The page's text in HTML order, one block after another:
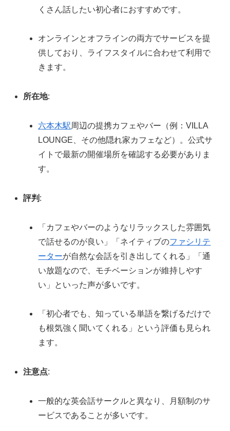
くさん話したい初心者におすすめです。
オンラインとオフラインの両方でサービスを提
供しており、ライフスタイルに合わせて利用で
きます。
所在地:
六本木駅周辺の提携カフェやバー（例：VILLA
LOUNGE、その他隠れ家カフェなど）。公式サ
イトで最新の開催場所を確認する必要がありま
す。
評判 :
「カフェやバーのようなリラックスした雰囲気
で話せるのが良い」「ネイティブのファシリテ
ーターが自然な会話を引き出してくれる」「通
い放題なので、モチベーションが維持しやす
い」といった声が多いです。
「初心者でも、知っている単語を繋げるだけで
も根気強く聞いてくれる」という評価も見られ
ます。
注意点:
一般的な英会話サークルと異なり、月額制のサ
ービスであることが多いです。